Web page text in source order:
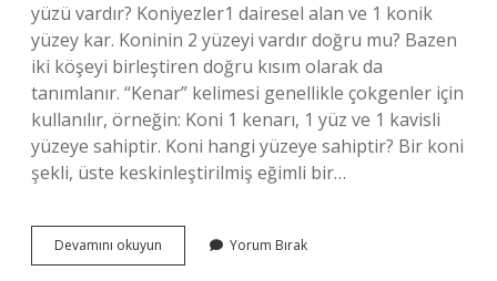
yüzü vardır? Koniyezler1 dairesel alan ve 1 konik
yüzey kar. Koninin 2 yüzeyi vardır doğru mu? Bazen
iki köşeyi birleştiren doğru kısım olarak da
tanımlanır. “Kenar” kelimesi genellikle çokgenler için
kullanılır, örneğin: Koni 1 kenarı, 1 yüz ve 1 kavisli
yüzeye sahiptir. Koni hangi yüzeye sahiptir? Bir koni
şekli, üste keskinleştirilmiş eğimli bir…
Devamını okuyun
Kaç
Yorum Bırak